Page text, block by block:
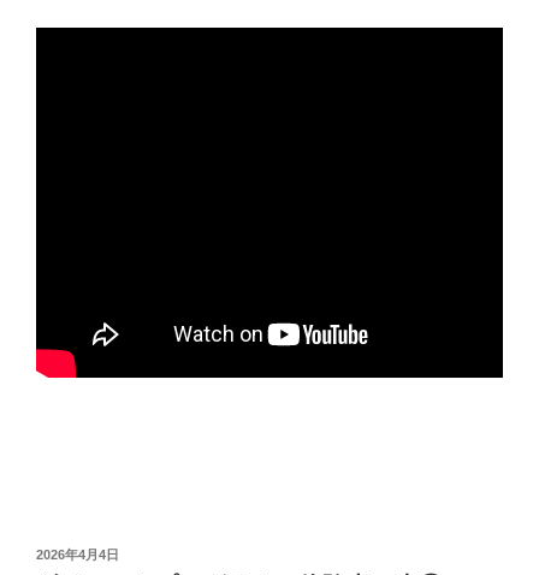
投
2026年4月4日